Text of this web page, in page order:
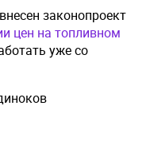
законопроект
цен на топливном
уже со